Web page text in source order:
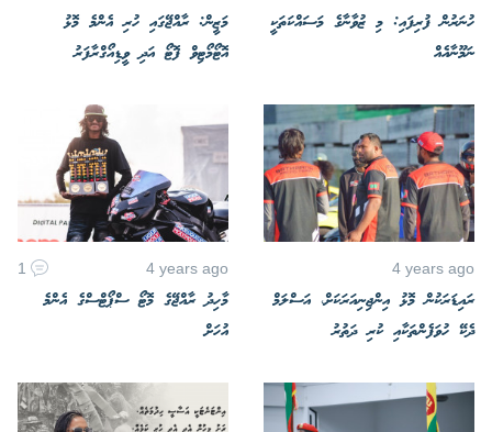
ހުނަރުން ފުރިފައި: މި ޒުވާނާގެ މަސައްކަތަކީ
ނަމޫނާއެއް
މަޒީން: ރާއްޖޭގައި ހުރި އެންމެ މޮޅު
އޮޓޯމޯޓިވް ފޮޓޯ އަދި ވީޑިއޯގްރާފަރު
4 years ago
ރައިޑަރަކުން މޮޅު އިންޖިނިއަރަކަށް، އަސްލަމް
ދެކޭ ހުވަފެންތަކާއި ކުރި ދަތުރު
4 years ago
1
މާހިދު ރާއްޖޭގެ މޮޓޯ ސްޕޯޓްސްގެ އެންމެ
އުހަށް